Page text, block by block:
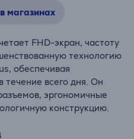
магазинах
FHD-экран, частоту
технологию
обеспечивая
течение всего дня. Он
эргономичные
конструкцию.